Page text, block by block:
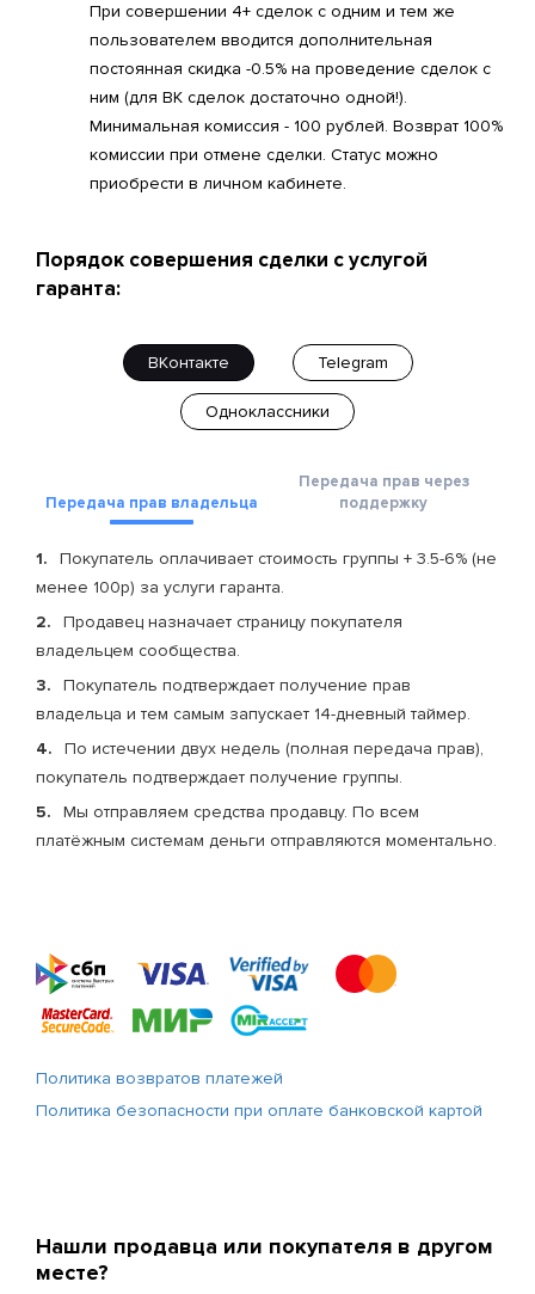
При совершении 4+ сделок с одним и тем же
пользователем вводится дополнительная
постоянная скидка -0.5% на проведение сделок с
ним (для ВК сделок достаточно одной!).
Минимальная комиссия - 100 рублей. Возврат 100%
комиссии при отмене сделки. Статус можно
приобрести в личном кабинете.
Порядок совершения сделки с услугой
гаранта:
ВКонтакте Telegram
Одноклассники
Передача прав владельца
Передача прав через
поддержку
Покупатель оплачивает стоимость группы + 3.5-6% (не
менее 100р) за услуги гаранта.
Продавец назначает страницу покупателя
владельцем сообщества.
Покупатель подтверждает получение прав
владельца и тем самым запускает 14-дневный таймер.
По истечении двух недель (полная передача прав),
покупатель подтверждает получение группы.
Мы отправляем средства продавцу. По всем
платёжным системам деньги отправляются моментально.
Политика возвратов платежей
Политика безопасности при оплате банковской картой
Нашли продавца или покупателя в другом
месте?